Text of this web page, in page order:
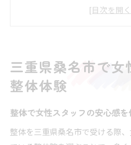
応
整体を初めて受ける方
女性スタッフ在籍の整体が
整体で女性スタッフが
三重県桑名市で女
整体体験
整体で女性スタッフの安心感
整体を三重県桑名市で受ける際